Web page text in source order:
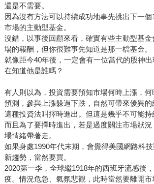
還是不需要。
因為沒有方法可以持續成功地事先挑出下一個
市場的主動型基金。
沒錯，以事後回顧來看，確實有些主動型基
場的報酬，但你很難事先知道是那一檔基金。
就像距今40年後，一定會有一位當代的股神
在知道他是誰嗎？
有人則以為，投資需要預知市場何時上漲，
預測，參與上漲躲過下跌，自然可帶來優異的
這種投資法叫擇時進出。但這是幾乎不可能持
而且為了要擇時進出，若是過度關注市場狀
場情緒帶著走。
如果身處1990年代末期，會覺得美國網路科
新趨勢，當然要買。
2020第一季，全球繼1918年的西班牙流感後
疫。情況危急、氣氛悲觀，此時當然要離開市